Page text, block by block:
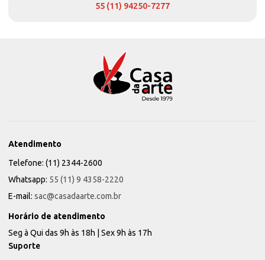
55 (11) 94250-7277
Atendimento
Telefone: (11) 2344-2600
Whatsapp: 55 (11) 9 4358-2220
E-mail: sac@casadaarte.com.br
Horário de atendimento
Seg à Qui das 9h às 18h | Sex 9h às 17h
Suporte